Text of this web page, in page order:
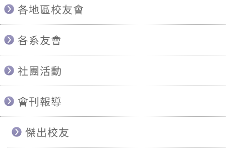
各地區校友會
各系友會
社團活動
會刊報導
傑出校友